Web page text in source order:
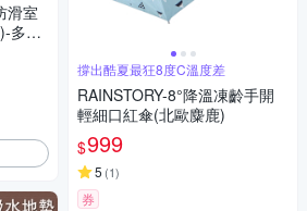
滑室
多色
撐出酷夏最狂8度C溫度差
RAINSTORY-8°降溫凍齡手開
輕細口紅傘(北歐麋鹿)
$999
5 (1)
券